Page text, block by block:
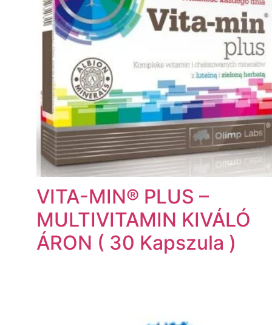
VITA-MIN® PLUS –
MULTIVITAMIN KIVÁLÓ
ÁRON ( 30 Kapszula )